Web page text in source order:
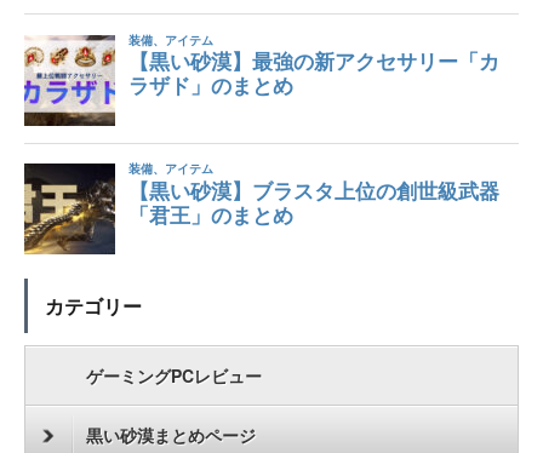
カテゴリー
ゲーミングPCレビュー
黒い砂漠まとめページ